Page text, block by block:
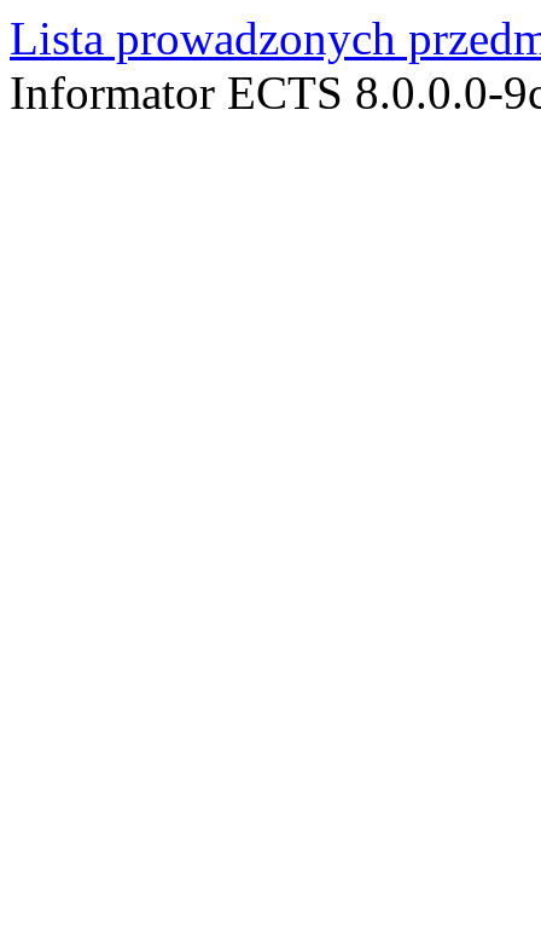
Lista prowadzonych
Informator ECTS 8.0.0.0-